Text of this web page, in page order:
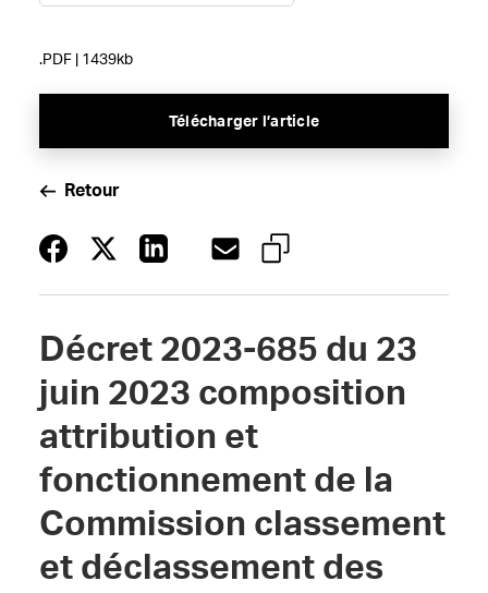
.PDF | 1439kb
Télécharger l’article
Retour
Décret 2023-685 du 23
juin 2023 composition
attribution et
fonctionnement de la
Commission classement
et déclassement des